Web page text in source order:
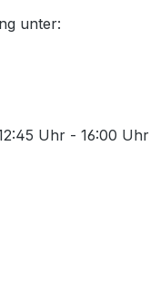
unter:
Uhr - 16:00 Uhr